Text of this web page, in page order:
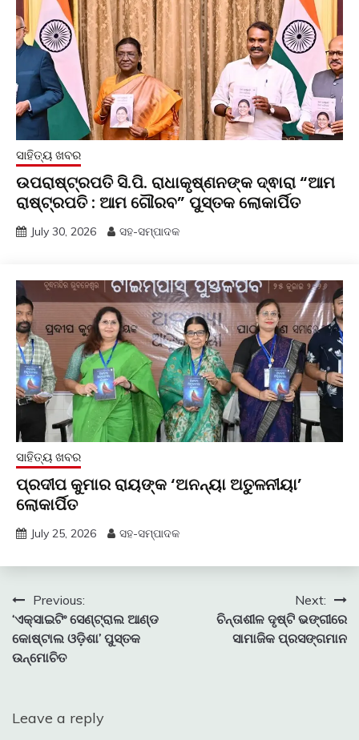
ସାହିତ୍ୟ ଖବର
ଉପରାଷ୍ଟ୍ରପତି ସି.ପି. ରାଧାକୃଷ୍ଣନଙ୍କ ଦ୍ଵାରା “ଆମ
ରାଷ୍ଟ୍ରପତି : ଆମ ଗୌରବ” ପୁସ୍ତକ ଲୋକାର୍ପିତ
July 30, 2026 ସହ-ସମ୍ପାଦକ
ସାହିତ୍ୟ ଖବର
ପ୍ରଦୀପ କୁମାର ରାୟଙ୍କ ‘ଅନନ୍ୟା ଅତୁଳନୀୟା’
ଲୋକାର୍ପିତ
July 25, 2026 ସହ-ସମ୍ପାଦକ
Post
navigation
Previous:
‘ଏକ୍ସାଇଟିଂ ସେଣ୍ଟ୍ରାଲ ଆଣ୍ଡ
କୋଷ୍ଟାଲ ଓଡ଼ିଶା’ ପୁସ୍ତକ
ଉନ୍ମୋଚିତ
Next:
ଚିନ୍ତାଶୀଳ ଦୃଷ୍ଟି ଭଙ୍ଗୀରେ
ସାମାଜିକ ପ୍ରସଙ୍ଗମାନ
Leave a reply